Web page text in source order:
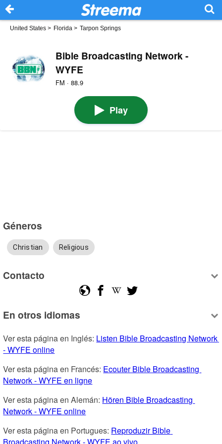
United States > Florida > Tarpon Springs
Bible Broadcasting Network -
WYFE
FM · 88.9
Play
Géneros
Christian Religious
Contacto
En otros idiomas
Ver esta página en Inglés: Listen Bible Broadcasting Network
- WYFE online
Ver esta página en Francés: Ecouter Bible Broadcasting
Network - WYFE en ligne
Ver esta página en Alemán: Hören Bible Broadcasting
Network - WYFE online
Ver esta página en Portugues: Reproduzir Bible
Broadcasting Network - WYFE ao vivo